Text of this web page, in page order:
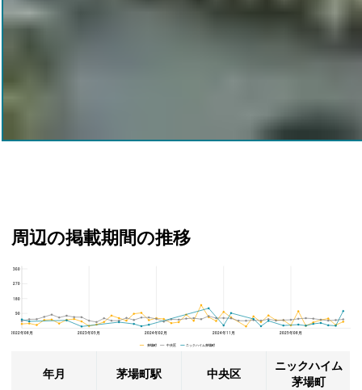
周辺の掲載期間の推移
2022年08月 2023年05月 2024年02月 2024年11月 2025年08月
360
270
180
90
茅場町 中央区 ニックハイム茅場町
年月 茅場町駅 中央区
ニックハイム
茅場町